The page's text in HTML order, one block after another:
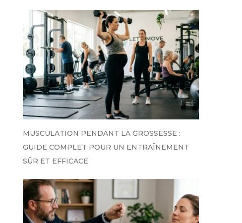
MUSCULATION PENDANT LA GROSSESSE :
GUIDE COMPLET POUR UN ENTRAÎNEMENT
SÛR ET EFFICACE